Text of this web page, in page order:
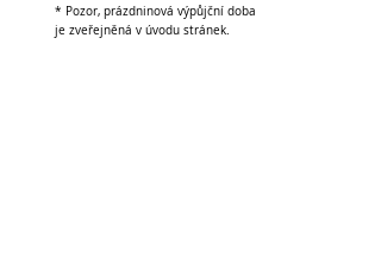
* Pozor, prázdninová výpůjční doba
je zveřejněná v úvodu stránek.